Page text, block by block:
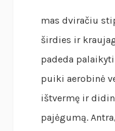
mas dviračiu
širdies ir
padeda
puiki aerobinė
ištvermę ir
pajėgumą.